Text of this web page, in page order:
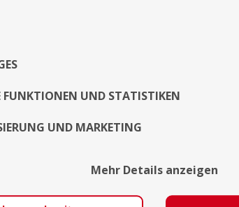
FUNKTIONEN UND STATISTIKEN
UND MARKETING
Mehr Details anzeigen